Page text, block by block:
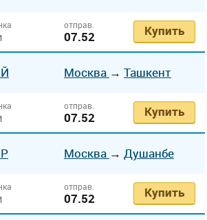
отправ.
07.52 Купить
Москва → Ташкент
отправ.
07.52 Купить
Москва → Душанбе
отправ.
07.52 Купить